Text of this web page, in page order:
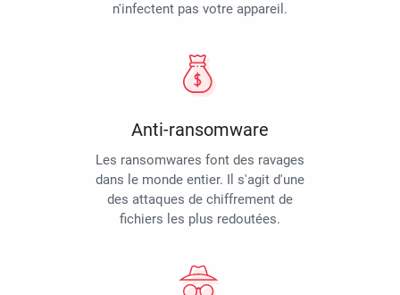
n'infectent pas votre appareil.
Anti-ransomware
Les ransomwares font des ravages
dans le monde entier. Il s'agit d'une
des attaques de chiffrement de
fichiers les plus redoutées.